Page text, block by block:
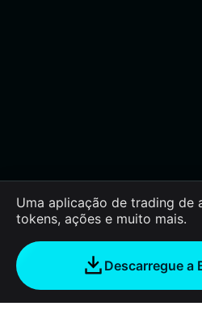
Uma aplicação de trading de
tokens, ações e muito mais.
Descarregue a